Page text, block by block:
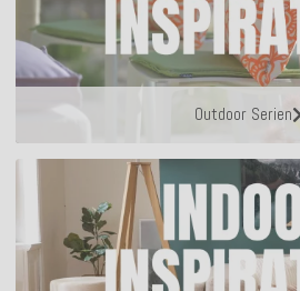
Outdoor Serien